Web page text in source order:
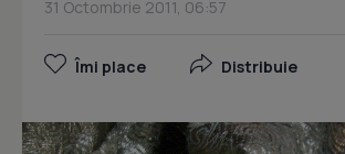
31 Octombrie 2011, 06:57
Îmi place Distribuie